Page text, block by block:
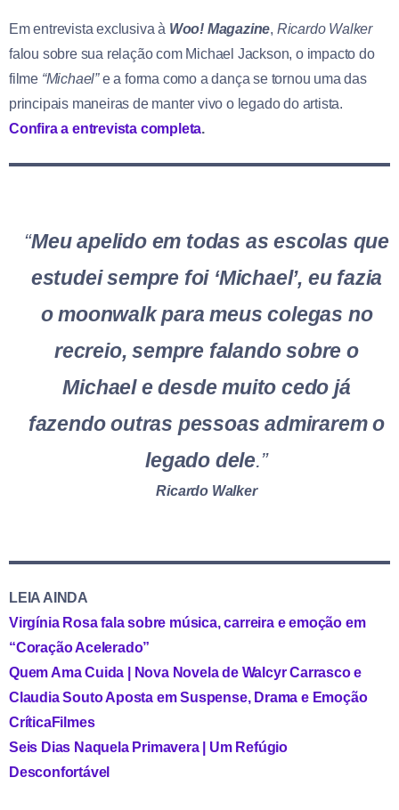
Em entrevista exclusiva à Woo! Magazine, Ricardo Walker
falou sobre sua relação com Michael Jackson, o impacto do
filme “Michael”e a forma como a dança se tornou uma das
principais maneiras de manter vivo o legado do artista.
Confira a entrevista completa.
“Meu apelido em todas as escolas que
estudei sempre foi ‘Michael’, eu fazia
o moonwalk para meus colegas no
recreio, sempre falando sobre o
Michael e desde muito cedo já
fazendo outras pessoas admirarem o
legado dele.”
Ricardo Walker
LEIA AINDA
Virgínia Rosa fala sobre música, carreira e emoção em
“Coração Acelerado”
Quem Ama Cuida | Nova Novela de Walcyr Carrasco e
Claudia Souto Aposta em Suspense, Drama e Emoção
CríticaFilmes
Seis Dias Naquela Primavera | Um Refúgio
Desconfortável